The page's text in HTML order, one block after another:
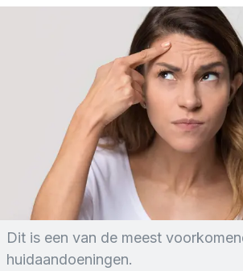
Dit is een van de meest
huidaandoeningen.